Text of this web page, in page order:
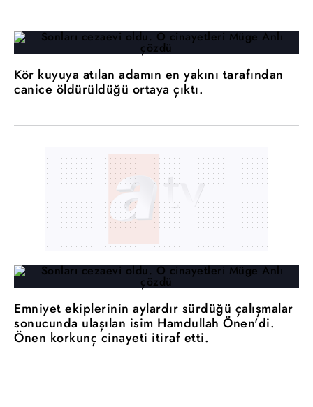
Kör kuyuya atılan adamın en yakını tarafından
canice öldürüldüğü ortaya çıktı.
Emniyet ekiplerinin aylardır sürdüğü çalışmalar
sonucunda ulaşılan isim Hamdullah Önen'di.
Önen korkunç cinayeti itiraf etti.